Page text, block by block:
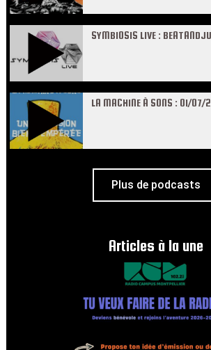
SYMBIOSIS LIVE :
LA MACHINE À SONS : 01/07/
Plus de podcasts
Articles à la une